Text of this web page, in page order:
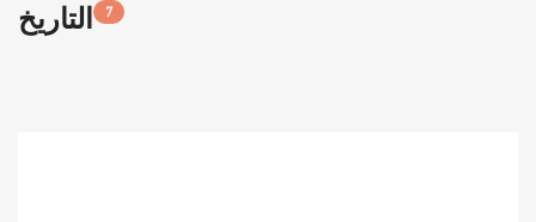
التاريخ 7